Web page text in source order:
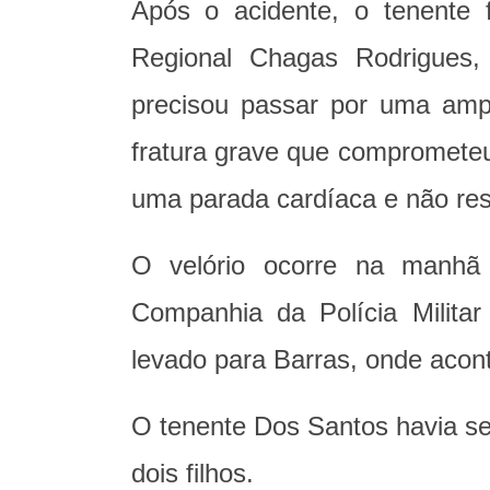
Após o acidente, o tenente
Regional Chagas
precisou passar por uma
fratura grave que
uma parada cardíaca e não
O velório ocorre na
Companhia da Polícia
levado para Barras, onde
O tenente Dos Santos havia
dois filhos.